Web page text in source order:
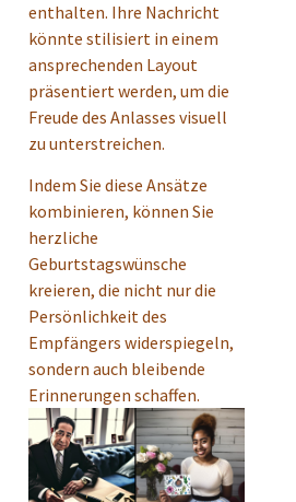
enthalten. Ihre Nachricht
könnte stilisiert in einem
ansprechenden Layout
präsentiert werden, um die
Freude des Anlasses visuell
zu unterstreichen.
Indem Sie diese Ansätze
kombinieren, können Sie
herzliche
Geburtstagswünsche
kreieren, die nicht nur die
Persönlichkeit des
Empfängers widerspiegeln,
sondern auch bleibende
Erinnerungen schaffen.